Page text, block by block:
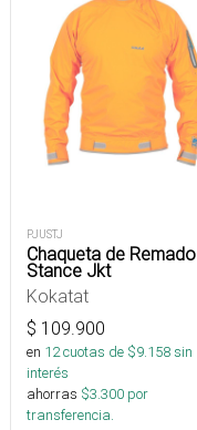
PJUSTJ
Chaqueta de Remado
Stance Jkt
Kokatat
$ 109.900
en 12cuotas de $9.158sin
interés
ahorras $3.300 por
transferencia.